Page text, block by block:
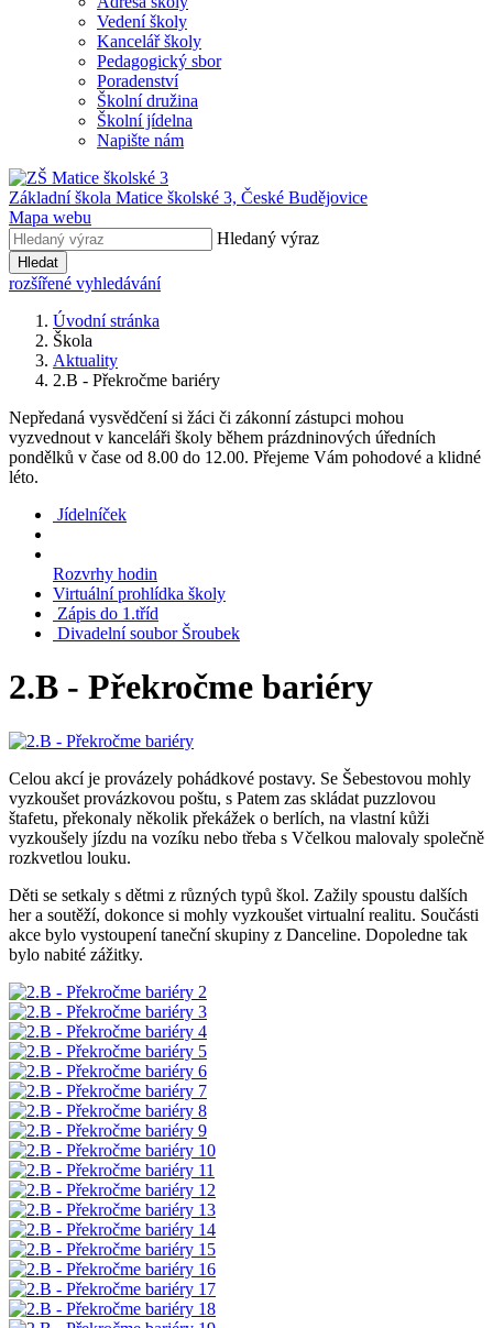
Vedení školy
Kancelář školy
Pedagogický sbor
Poradenství
Školní družina
Školní jídelna
Napište nám
Základní škola Matice školské 3, České Budějovice
Mapa webu
Hledaný výraz
Hledat
rozšířené vyhledávání
Úvodní stránka
Škola
Aktuality
2.B - Překročme bariéry
Nepředaná vysvědčení si žáci či zákonní zástupci mohou
vyzvednout v kanceláři školy během prázdninových úředních
pondělků v čase od 8.00 do 12.00. Přejeme Vám pohodové a klidné
léto.
Jídelníček
Rozvrhy hodin
Virtuální prohlídka školy
Zápis do 1.tříd
Divadelní soubor Šroubek
2.B - Překročme bariéry
Celou akcí je provázely pohádkové postavy. Se Šebestovou mohly
vyzkoušet provázkovou poštu, s Patem zas skládat puzzlovou
štafetu, překonaly několik překážek o berlích, na vlastní kůži
vyzkoušely jízdu na vozíku nebo třeba s Včelkou malovaly společně
rozkvetlou louku.
Děti se setkaly s dětmi z různých typů škol. Zažily spoustu dalších
her a soutěží, dokonce si mohly vyzkoušet virtualní realitu. Součásti
akce bylo vystoupení taneční skupiny z Danceline. Dopoledne tak
bylo nabité zážitky.